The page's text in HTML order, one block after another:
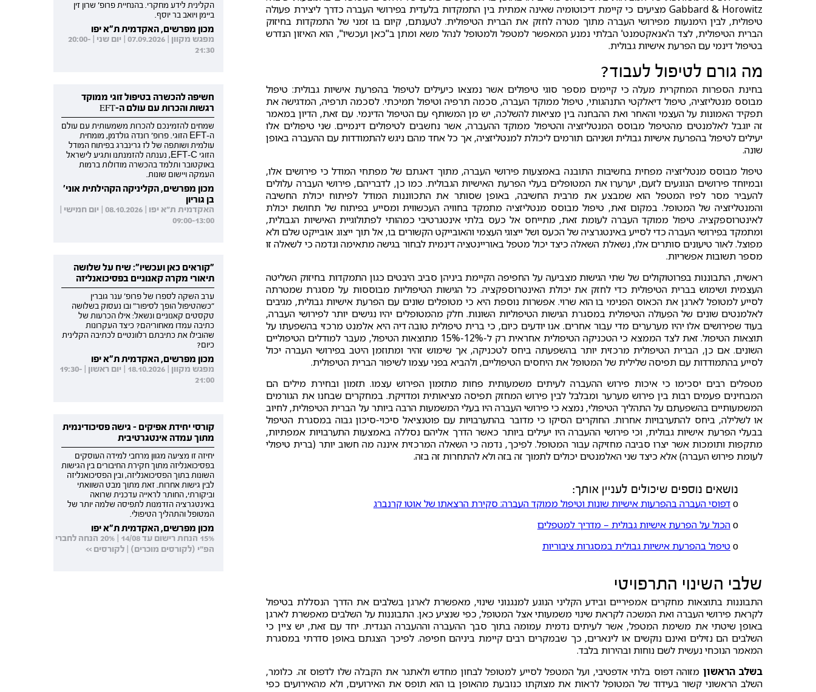
Gabbard & Horowitz מציעים כי קיימת דיכוטומיה שאינה אמתית בין התמקדות בלעדית בפירושי העברה כדרך ליצירת פעולה
טיפולית, לבין הימנעות מפירושי העברה מתוך מטרה לחזק את הברית הטיפולית. לטענתם, קיום בו זמני של התמקדות בחיזוק
הברית הטיפולית, לצד ה'אנאקטמנט' הבלתי נמנע המאפשר למטפל ולמטופל לנהל משא ומתן ב"כאן ועכשיו", הוא האיזון הנדרש
בטיפול דינמי עם הפרעת אישיות גבולית.
מה גורם לטיפול לעבוד?
בחינת הספרות המחקרית מעלה כי קיימים מספר סוגי טיפולים אשר נמצאו כיעילים לטיפול בהפרעת אישיות גבולית: טיפול
מבוסס מנטליזציה, טיפול דיאלקטי התנהגותי, טיפול ממוקד העברה, סכמה תרפיה וטיפול תמיכתי. לסכמה תרפיה, המדגישה את
תפקיד האמונות על העצמי והאחר ואת ההבחנה בין מציאות להשלכה, יש מן המשותף עם הטיפול הדינמי. עם זאת, הדיון במאמר
זה יוגבל לאלמנטים מהטיפול מבוסס המנטליזציה והטיפול ממוקד ההעברה, אשר נחשבים לטיפולים דינמיים. שני טיפולים אלו
יעילים לטיפול בהפרעת אישיות גבולית ושניהם תורמים ליכולת למנטליזציה, אך כל אחד מהם ניגש להתמודדות עם ההעברה באופן
שונה.
טיפול מבוסס מנטליזציה מפחית בחשיבות התובנה באמצעות פירושי העברה, מתוך דאגתם של מפתחי המודל כי פירושים אלו,
ובמיוחד פירושים הנוגעים לזעם, יערערו את המטופלים בעלי הפרעת האישיות הגבולית. כמו כן, לדבריהם, פירושי העברה עלולים
להעביר מסר לפיו המטפל הוא שמבצע את מרבית החשיבה, באופן שסותר את התכווננות המודל לפיתוח יכולת החשיבה
והמנטליזציה של המטופל. במקום זאת, טיפול מבוסס מנטליזציה מתמקד בחוויה העכשווית ומסייע בפיתוח של תחושת יכולת
לאינטרוספקציה. טיפול ממוקד העברה לעומת זאת, מתייחס אל כעס בלתי אינטגרטיבי כמהותי לפתולוגיית האישיות הגבולית,
ומתמקד בפירושי העברה כדי לסייע באינטגרציה של הכעס ושל ייצוגי העצמי והאובייקט הקשורים בו, אל תוך ייצוג אובייקט שלם ולא
מפוצל. לאור טיעונים סותרים אלו, נשאלת השאלה כיצד יכול מטפל באוריינטציה דינמית לבחור בגישה מתאימה ונדמה כי לשאלה זו
מספר תשובות אפשריות.
ראשית, התבוננות בפרוטוקולים של שתי הגישות מצביעה על החפיפה הקיימת ביניהן סביב היבטים כגון התמקדות בחיזוק השליטה
העצמית ושימוש בברית הטיפולית כדי לחזק את יכולת האינטרוספקציה. כל הגישות הטיפוליות מבוססות על מסגרת שמטרתה
לסייע למטופל לארגן את הכאוס הפנימי בו הוא שרוי. אפשרות נוספת היא כי מטופלים שונים עם הפרעת אישיות גבולית, מגיבים
לאלמנטים שונים של הפעולה הטיפולית במסגרת הגישות הטיפוליות השונות. חלק מהמטופלים יהיו נגישים יותר לפירושי העברה,
בעוד שפירושים אלו יהיו מערערים מדי עבור אחרים. אנו יודעים כיום, כי ברית טיפולית טובה דיה היא אלמנט מרכזי בהשפעתו על
תוצאות הטיפול. זאת לצד הממצא כי הטכניקה הטיפולית אחראית רק ל-12%-15% מתוצאות הטיפול, מעבר למודלים הטיפוליים
השונים. אם כן, הברית הטיפולית מרכזית יותר בהשפעתה ביחס לטכניקה, אך שימוש זהיר ומתוזמן היטב בפירושי העברה יכול
לסייע בהתמודדות עם תפיסה שלילית של המטופל את היחסים הטיפוליים, ולהביא בפני עצמו לשיפור הברית הטיפולית.
מטפלים רבים יסכימו כי איכות פירוש ההעברה לעיתים משמעותית פחות מתזמון הפירוש עצמו. תזמון ובחירת מילים הם
המבחינים פעמים רבות בין פירוש מערער ומבלבל לבין פירוש המחזק תפיסה מציאותית ומדויקת. במחקרים שבחנו את הגורמים
המשמעותיים בהשפעתם על התהליך הטיפולי, נמצא כי פירושי העברה היו בעלי המשמעות הרבה ביותר על הברית הטיפולית, לחיוב
או לשלילה, ביחס להתערבויות אחרות. החוקרים הסיקו כי מדובר בהתערבויות עם פוטנציאל סיכוי-סיכון גבוה במסגרת הטיפול
בבעלי הפרעת אישיות גבולית, וכי פירושי ההעברה היו יעילים ביותר כאשר הדרך אליהם נסללה באמצעות התערבויות אמפתיות,
מתקפות ותומכות אשר יצרו סביבה מחזיקה עבור המטופל. לפיכך, נדמה כי השאלה המרכזית איננה מה חשוב יותר (ברית טיפולי
לעומת פירוש העברה) אלא כיצד שני האלמנטים יכולים לתמוך זה בזה ולא להתחרות זה בזה.
נושאים נוספים שיכולים לעניין אותך:
οדפוסי העברה בהפרעות אישיות שונות וטיפול ממוקד העברה: סקירת הרצאתו של אוטו קרנברג
οהכול על הפרעת אישיות גבולית – מדריך למטפלים
οטיפול בהפרעת אישיות גבולית במסגרות ציבוריות
שלבי השינוי התרפויטי
התבוננות בתוצאות מחקרים אמפיריים ובידע הקליני הנוגע למנגנוני שינוי, מאפשרת לארגן בשלבים את הדרך הנסללת בטיפול
לקראת פירושי העברה ואת המשכה לקראת שינוי משמעותי אצל המטופל, כפי שנציע כאן. התבוננות על השלבים מאפשרת לארגן
באופן שיטתי את משימת המטפל, אשר לעיתים נדמית עמומה בתוך סבך ההעברה וההעברה הנגדית. יחד עם זאת, יש ציין כי
השלבים הם נזילים ואינם נוקשים או לינארים, כך שבמקרים רבים קיימת ביניהם חפיפה. לפיכך הצגתם באופן סדרתי במסגרת
המאמר הנוכחי נעשית לשם נוחות ובהירות בלבד.
בשלב הראשון מזוהה דפוס בלתי אדפטיבי, ועל המטפל לסייע למטופל לבחון מחדש ולאתגר את הקבלה שלו לדפוס זה. כלומר,
השלב הראשוני קשור בעידוד של המטופל לראות את מצוקתו כנובעת מהאופן בו הוא תופס את האירועים, ולא מהאירועים כפי
הקלינית לידע מחקרי. בהנחיית פרופ' שרון זין
ביימן ויואב בר יוסף.
מכון מפרשים, האקדמית ת"א יפו
מפגש מקוון | 07.09.2026 | יום שני | 20:00-
21:30
חשיפה להכשרה בטיפול זוגי ממוקד
רגשות והכרות עם עולם ה-EFT
שמחים להזמינכם להכרות משמעותית עם עולם
ה-EFT הזוגי. פרופ' רונדה גולדמן, מומחית
עולמית ושותפה של לז גרינברג בפיתוח המודל
הזוגי EFT-C, נענתה להזמנתנו ותגיע לישראל
באוקטובר ותלמד בהכשרה מודולות ברמות
העמקה ויישום שונות.
מכון מפרשים, הקליניקה הקהילתית אוני'
בן גוריון
האקדמית ת"א יפו | 08.10.2026 | יום חמישי |
09:00-13:00
"קוראים כאן ועכשיו": שיח על שלושה
תיאורי מקרה קאנוניים בפסיכואנליזה
ערב השקה לספרו של פרופ' ענר גוברין
"כשהטיפול הופך לסיפור" ובו נעסוק בשלושה
טקסטים קאנוניים ונשאל: אילו הכרעות של
כתיבה עמדו מאחוריהם? כיצד העקרונות
שהובילו את כתיבתם רלוונטיים לכתיבה הקלינית
כיום?
מכון מפרשים, האקדמית ת"א יפו
מפגש מקוון | 18.10.2026 | יום ראשון | 19:30-
21:00
קורסי יחידת אפיקים - גישה פסיכודינמית
מתוך עמדה אינטגרטיבית
יחיזה זו מציעה מגוון מרחבי למידה העוסקים
בפסיכואנליזה מתוך חקירת החיבורים בין הגישות
השונות בתוך הפסיכואנליזה, ובין הפסיכואנליזה
לבין גישות אחרות. זאת מתוך מבט השוואתי
וביקורתי, החותר לראייה עדכנית שרואה
באינטגרציה הזדמנות לתפיסה שלמה יותר של
המטופל והתהליך הטיפולי.
מכון מפרשים, האקדמית ת"א יפו
15% הנחת רישום עד 14/08 | 20% הנחה לחברי
הפ"י (לקורסים מוכרים) | לקורסים >>